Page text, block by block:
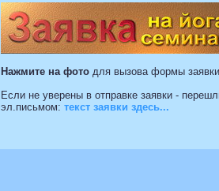
Нажмите на фотодля вызова формы
Если не уверены в отправке заявки -
эл.письмом: текст заявки здесь...